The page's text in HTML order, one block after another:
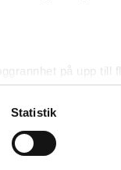
på upp till
preferenser i
Statistik